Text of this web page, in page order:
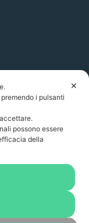
✕
i pulsanti
possono essere
della